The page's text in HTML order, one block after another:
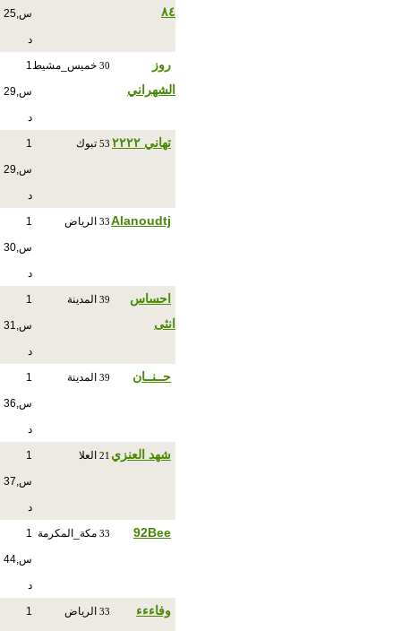
٨٤ س,25
د
روز
الشهراني
30 خميس_مشيط1
س,29
د
تهاني ٢٢٢٢ 53 تبوك 1
س,29
د
Alanoudtj
33 الرياض 1
س,30
د
احساس
انثى
39 المدينة 1
س,31
د
حــنــان 39 المدينة 1
س,36
د
شهد العنزي 21 العلا 1
س,37
د
92Bee
33 مكة_المكرمة 1
س,44
د
وفاءءء
33 الرياض 1